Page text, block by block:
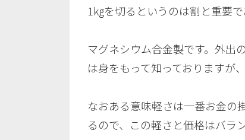
1kgを切るというのは割と重要で
マグネシウム合金製です。外出
は身をもって知っておりますが
なおある意味軽さは一番お金の
るので、この軽さと価格はバラ